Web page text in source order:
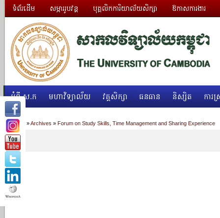
ទំព័រដើម សម្ភាររូបវន្ត បុគ្គលិកការិយាល័យសិក្សា ឱកាសការងារ
អំពី ស.ក មហាវិទ្យាល័យ វគ្គសិក្សា ធនធាន និស្សិត ការស្
Home »Archives » Forum on Study Skills, Time Management and Sharing Experience